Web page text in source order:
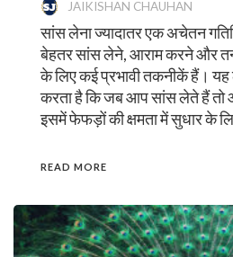
JAIKISHAN CHAUHAN
सांस लेना ज्यादातर एक अचेतन
बेहतर सांस लेने, आराम करने और
के लिए कई प्रभावी तकनीकें हैं।
करता है कि जब आप सांस लेते हैं तो
इसमें फेफड़ों की क्षमता में सुधार के
READ MORE